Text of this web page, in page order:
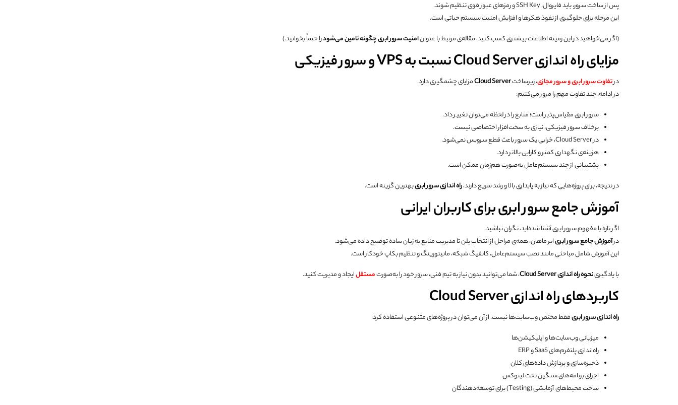
پس از ساخت سرور، باید فایروال، SSH Key و رمزهای عبور قوی تنظیم شوند.
این مرحله برای جلوگیری از نفوذ هکرها و افزایش امنیت سیستم حیاتی است.
(اگر می‌خواهید در این زمینه اطلاعات بیشتری کسب کنید، مقاله‌ی مرتبط با عنوانامنیت سرور ابری چگونه تامین می‌شودرا حتماً بخوانید.)
مزایای راه اندازی Cloud Server نسبت به VPS و سرور فیزیکی
درتفاوت سرور ابری و سرور مجازی، زیرساختCloud Serverمزایای چشمگیری دارد.
در ادامه، چند تفاوت مهم را مرور می‌کنیم:
سرور ابری مقیاس‌پذیر است؛ منابع را در لحظه می‌توان تغییر داد.
برخلاف سرور فیزیکی، نیازی به سخت‌افزار اختصاصی نیست.
در Cloud Server، خرابی یک سرور باعث قطع سرویس نمی‌شود.
هزینه‌ی نگهداری کمتر و کارایی بالاتر دارد.
پشتیبانی از چند سیستم‌عامل به‌صورت هم‌زمان ممکن است.
در نتیجه، برای پروژه‌هایی که نیاز به پایداری بالا و رشد سریع دارند،راه اندازی سرور ابریبهترین گزینه است.
آموزش جامع سرور ابری برای کاربران ایرانی
اگر تازه با مفهوم سرور ابری آشنا شده‌اید، نگران نباشید.
درآموزش جامع سرور ابریابر ماهان، همه‌ی مراحل از انتخاب پلن تا مدیریت منابع به زبان ساده توضیح داده می‌شود.
این آموزش شامل مباحثی مانند نصب سیستم‌عامل، کانفیگ شبکه، مانیتورینگ و تنظیم بکاپ خودکار است.
با یادگیرینحوه راه اندازی ، شما می‌توانید بدون نیاز به تیم فنی، سرور خود را به‌صورتمستقلایجاد و مدیریت کنید.
کاربردهای راه اندازی Cloud Server
راه اندازی سرور ابریفقط مختص وب‌سایت‌ها نیست. از آن می‌توان در پروژه‌های متنوعی استفاده کرد:
میزبانی وب‌سایت‌ها و اپلیکیشن‌ها
راه‌اندازی پلتفرم‌های SaaS و ERP
ذخیره‌سازی و پردازش داده‌های کلان
اجرای برنامه‌های سنگین تحت لینوکس
ساخت محیط‌های آزمایشی (Testing) برای توسعه‌دهندگان